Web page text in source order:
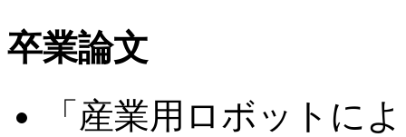
卒業論文
「産業用ロボットに